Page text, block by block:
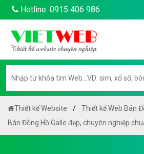
Hotline: 0915 406 986
Thiết kế Website Thiết kế Web Bán
Bán Đồng Hồ Galle đẹp, chuyên nghiệp